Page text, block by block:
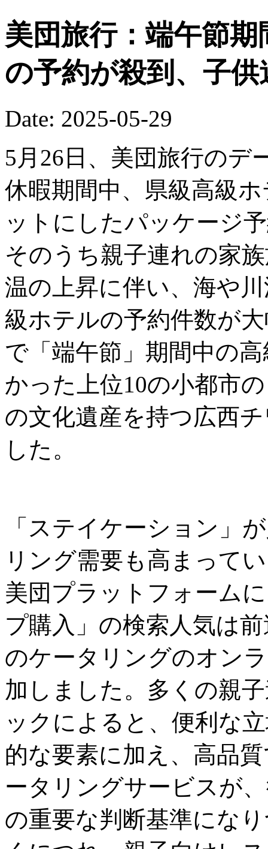
美団旅行：端午節
の予約が殺到、子
Date: 2025-05-29
5月26日、美団旅行のデ
休暇期間中、県級高級
ットにしたパッケージ
そのうち親子連れの家
温の上昇に伴い、海や
級ホテルの予約件数が
で「端午節」期間中の
かった上位10の小都市
の文化遺産を持つ広西
した。
「ステイケーション」
リング需要も高まって
美団プラットフォーム
プ購入」の検索人気は
のケータリングのオン
加しました。多くの親
ックによると、便利な
的な要素に加え、高品
ータリングサービスが
の重要な判断基準にな